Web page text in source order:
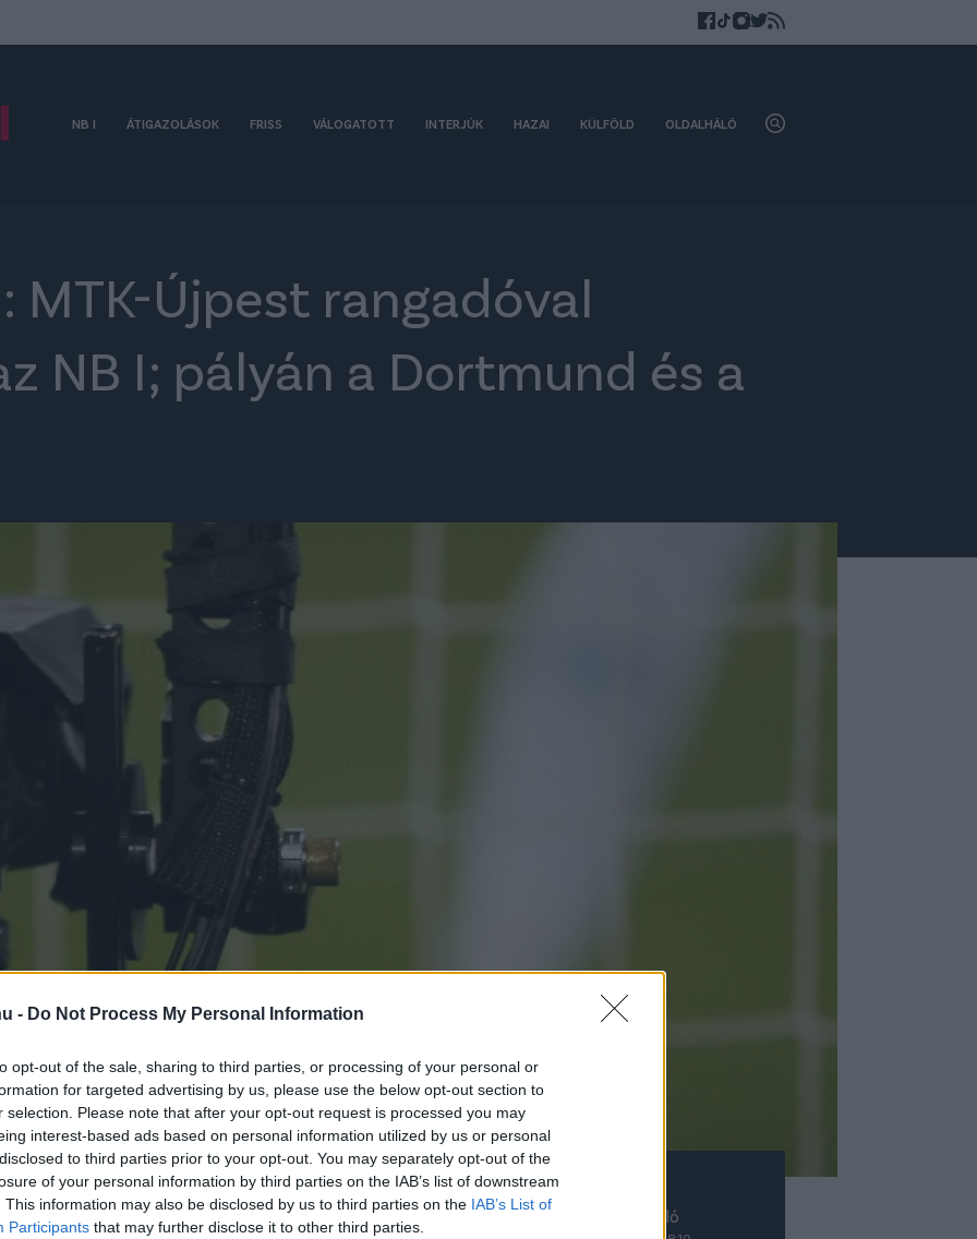
- Do Not Process My Personal Information
opt-out of the sale, sharing to third parties, or processing of your personal or
for targeted advertising by us, please use the below opt-out section to
selection. Please note that after your opt-out request is processed you may
interest-based ads based on personal information utilized by us or personal
to third parties prior to your opt-out. You may separately opt-out of the
of your personal information by third parties on the IAB’s list of downstream
This information may also be disclosed by us to third parties on the IAB’s List of
Participants that may further disclose it to other third parties.
NB I ÁTIGAZOLÁSOK FRISS VÁLOGATOTT INTERJÚK HAZAI KÜLFÖLD OLDALHÁLÓ
MTK-Újpest rangadóval
NB I; pályán a Dortmund és a
és élő közvetítések a hazai
Szerző: Budai László